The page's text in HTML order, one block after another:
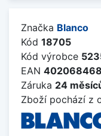
Značka Blanco
Kód 18705
Kód výrobce
EAN
Záruka 24
Zboží pochází z